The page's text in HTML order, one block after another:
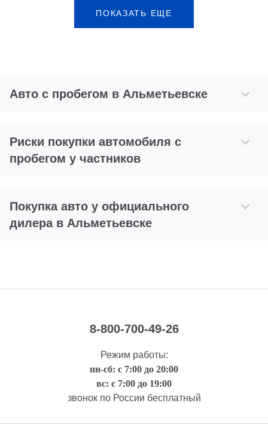
ПОКАЗАТЬ ЕЩЕ
Авто с пробегом в Альметьевске
Риски покупки автомобиля с
пробегом у частников
Покупка авто у официального
дилера в Альметьевске
8-800-700-49-26
Режим работы:
пн-сб: с 7:00 до 20:00
вс: с 7:00 до 19:00
звонок по России бесплатный